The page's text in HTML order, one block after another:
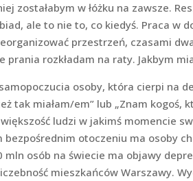
zostałabym w łóżku na zawsze.
ale to nie to, co kiedyś. Praca w
przestrzeń, czasami
prania rozkładam na raty. Jakbym
osoby, która cierpi na
tak miałam/em” lub „Znam
ludzi w jakimś momencie
bezpośrednim otoczeniu ma osoby
mln osób na świecie ma objawy
mieszkańców Warszawy.